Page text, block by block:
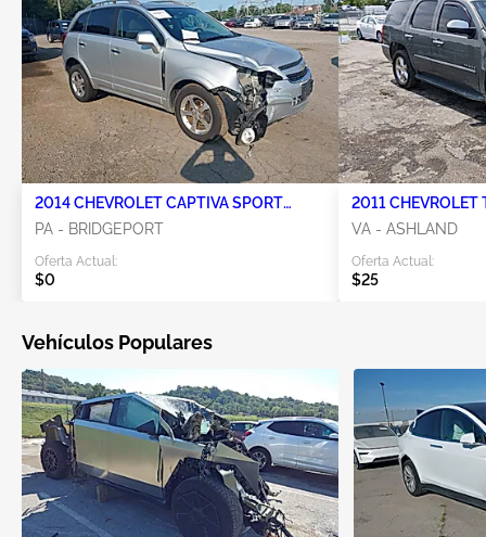
2014 CHEVROLET CAPTIVA SPORT
FLEET 2.4L 4
PA - BRIDGEPORT
Oferta Actual:
$0
2011 CHEVROLET
VA - ASHLAND
Oferta Actual:
$25
Vehículos Populares